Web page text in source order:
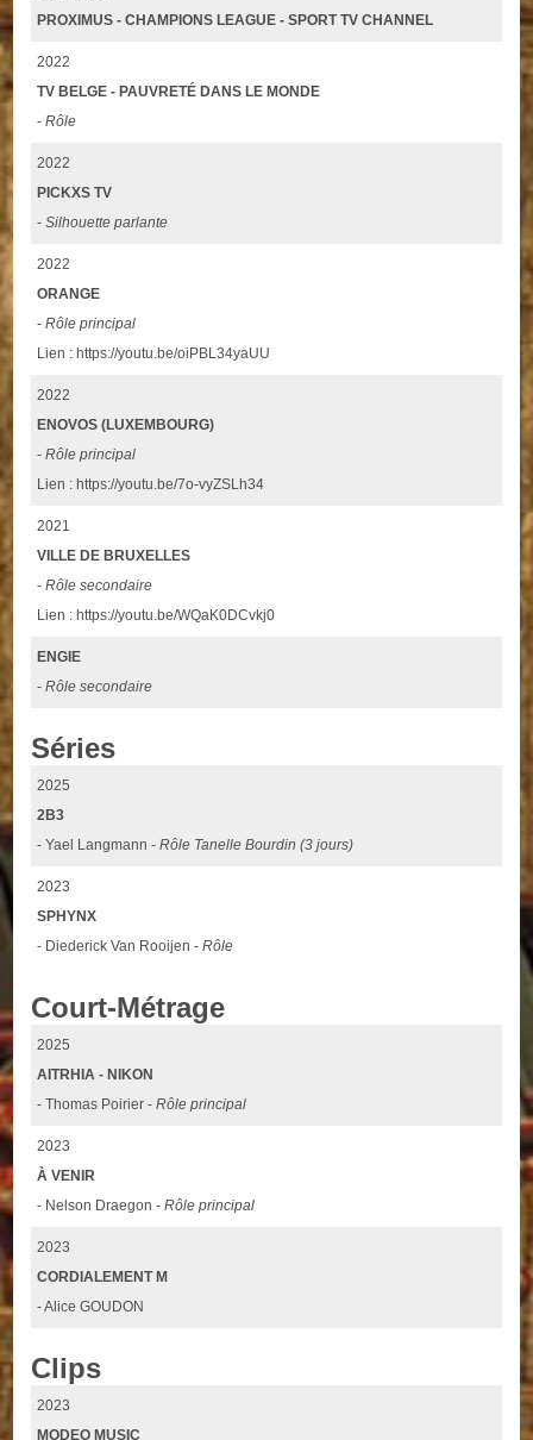
PROXIMUS - CHAMPIONS LEAGUE - SPORT TV CHANNEL
2022
TV BELGE - PAUVRETÉ DANS LE MONDE
-Rôle
2022
PICKXS TV
-Silhouette parlante
2022
ORANGE
-Rôle principal
Lien : https://youtu.be/oiPBL34yaUU
2022
ENOVOS (LUXEMBOURG)
-Rôle principal
Lien : https://youtu.be/7o-vyZSLh34
2021
VILLE DE BRUXELLES
-Rôle secondaire
Lien : https://youtu.be/WQaK0DCvkj0
ENGIE
-Rôle secondaire
Séries
2025
2B3
- Yael Langmann -Rôle Tanelle Bourdin (3 jours)
2023
SPHYNX
- Diederick Van Rooijen -Rôle
Court-Métrage
2025
AITRHIA - NIKON
- Thomas Poirier -Rôle principal
2023
À VENIR
- Nelson Draegon -Rôle principal
2023
CORDIALEMENT M
- Alice GOUDON
Clips
2023
MODEO MUSIC